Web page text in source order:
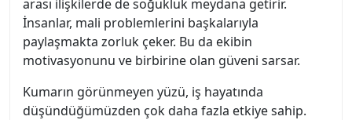
arası ilişkilerde de soğukluk meydana getirir.
İnsanlar, mali problemlerini başkalarıyla
paylaşmakta zorluk çeker. Bu da ekibin
motivasyonunu ve birbirine olan güveni sarsar.
Kumarın görünmeyen yüzü, iş hayatında
düşündüğümüzden çok daha fazla etkiye sahip.